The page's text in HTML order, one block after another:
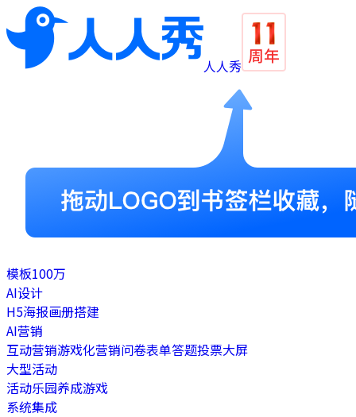
人人秀
模板100万
AI设计
H5海报画册搭建
AI营销
互动营销游戏化营销问卷表单答题投票大屏
大型活动
活动乐园养成游戏
系统集成